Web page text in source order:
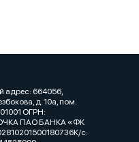
664056,
д. 10а, пом.
ОГРН:
ПАО БАНКА «ФК
с: